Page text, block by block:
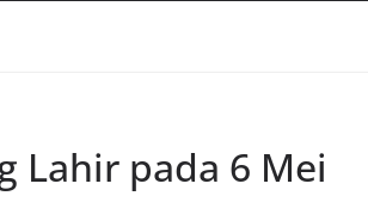
Lahir pada 6 Mei